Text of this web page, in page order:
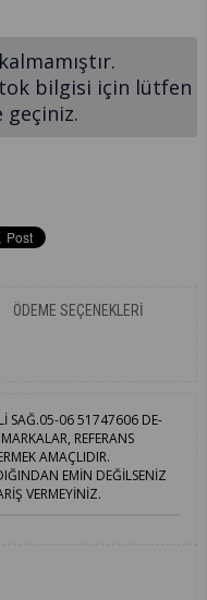
bilgisi için lütfen
ÖDEME SEÇENEKLERI
SAĞ.05-06 51747606 DE-
REFERANS
AMAÇLIDIR.
EMİN DEĞİLSENİZ
VERMEYİNİZ.